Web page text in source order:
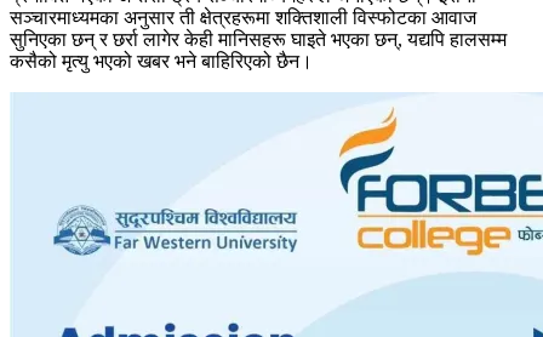
सञ्चारमाध्यमका अनुसार ती क्षेत्रहरूमा शक्तिशाली विस्फोटका आवाज
सुनिएका छन् र छर्रा लागेर केही मानिसहरू घाइते भएका छन्, यद्यपि हालसम्म
कसैको मृत्यु भएको खबर भने बाहिरिएको छैन।